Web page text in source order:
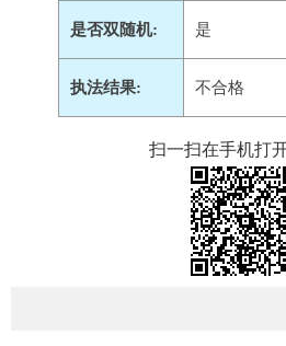
是否双随机: 是
执法结果: 不合格
扫一扫在手机打